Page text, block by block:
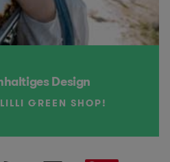
Design
GREEN SHOP!